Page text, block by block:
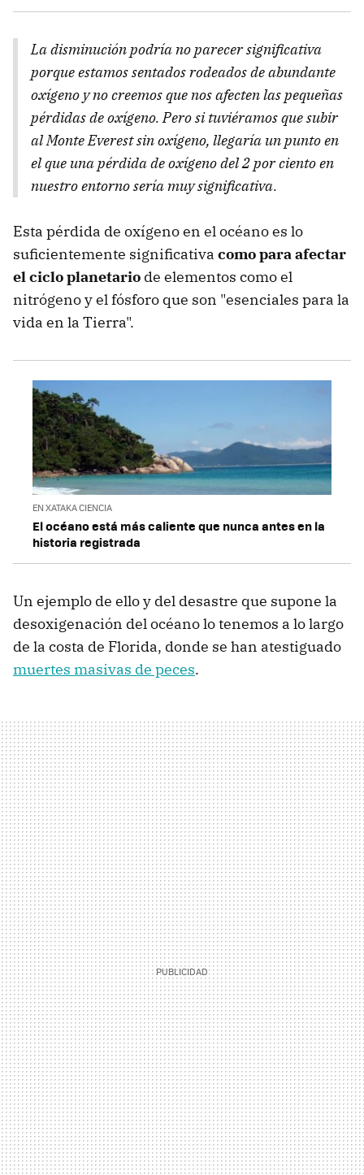
La disminución podría no parecer significativa
porque estamos sentados rodeados de abundante
oxígeno y no creemos que nos afecten las pequeñas
pérdidas de oxígeno. Pero si tuviéramos que subir
al Monte Everest sin oxígeno, llegaría un punto en
el que una pérdida de oxígeno del 2 por ciento en
nuestro entorno sería muy significativa.
Esta pérdida de oxígeno en el océano es lo
suficientemente significativa como para afectar
el ciclo planetario de elementos como el
nitrógeno y el fósforo que son "esenciales para la
vida en la Tierra".
EN XATAKA CIENCIA
El océano está más caliente que nunca antes en la
historia registrada
Un ejemplo de ello y del desastre que supone la
desoxigenación del océano lo tenemos a lo largo
de la costa de Florida, donde se han atestiguado
muertes masivas de peces.